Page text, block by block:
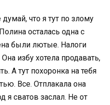
что я тут по злому
осталась одна с
были лютые. Налоги
избу хотела продавать,
А тут похоронка на тебя
Все. Отплакала она
я сватов заслал. Не от